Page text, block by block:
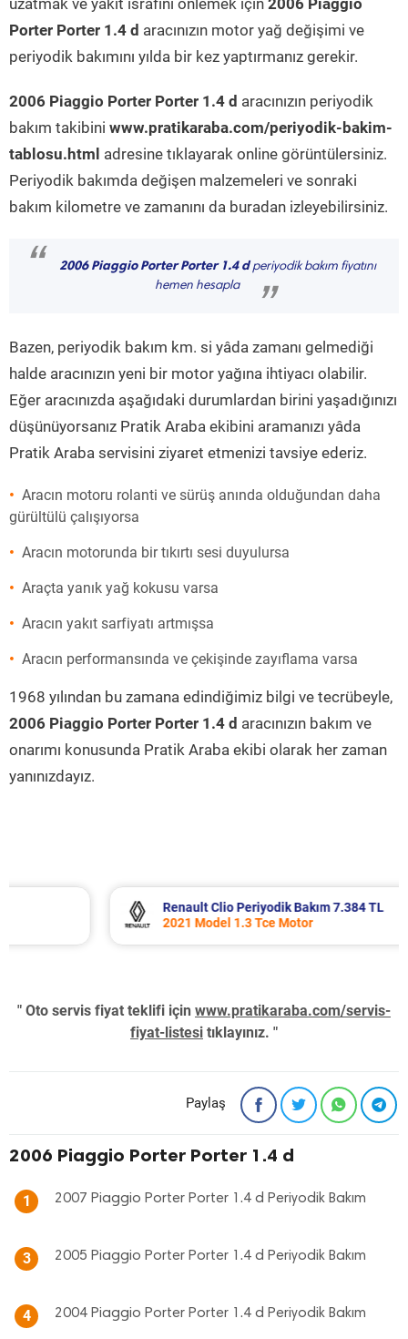
uzatmak ve yakıt israfını önlemek için 2006 Piaggio
Porter Porter 1.4 d aracınızın motor yağ değişimi ve
periyodik bakımını yılda bir kez yaptırmanız gerekir.
2006 Piaggio Porter Porter 1.4 d aracınızın periyodik
bakım takibini www.pratikaraba.com/periyodik-bakim-
tablosu.html adresine tıklayarak online görüntülersiniz.
Periyodik bakımda değişen malzemeleri ve sonraki
bakım kilometre ve zamanını da buradan izleyebilirsiniz.
“ 2006 Piaggio Porter Porter 1.4 dperiyodik bakım fiyatını
hemen hesapla
”
Bazen, periyodik bakım km. si yâda zamanı gelmediği
halde aracınızın yeni bir motor yağına ihtiyacı olabilir.
Eğer aracınızda aşağıdaki durumlardan birini yaşadığınızı
düşünüyorsanız Pratik Araba ekibini aramanızı yâda
Pratik Araba servisini ziyaret etmenizi tavsiye ederiz.
Aracın motoru rolanti ve sürüş anında olduğundan daha
gürültülü çalışıyorsa
Aracın motorunda bir tıkırtı sesi duyulursa
Araçta yanık yağ kokusu varsa
Aracın yakıt sarfiyatı artmışsa
Aracın performansında ve çekişinde zayıflama varsa
1968 yılından bu zamana edindiğimiz bilgi ve tecrübeyle,
2006 Piaggio Porter Porter 1.4 d aracınızın bakım ve
onarımı konusunda Pratik Araba ekibi olarak her zaman
yanınızdayız.
Renault Clio Periyodik Bakım 7.384 TL
2021 Model 1.3 Tce Motor
" Oto servis fiyat teklifi için www.pratikaraba.com/servis-
fiyat-listesi tıklayınız. "
Paylaş
2006 Piaggio Porter Porter 1.4 d
1 2007 Piaggio Porter Porter 1.4 d Periyodik Bakım
3 2005 Piaggio Porter Porter 1.4 d Periyodik Bakım
4 2004 Piaggio Porter Porter 1.4 d Periyodik Bakım